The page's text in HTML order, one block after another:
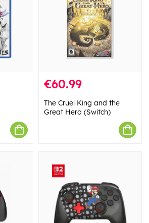
€60.99
The Cruel King and the
Great Hero (Switch)